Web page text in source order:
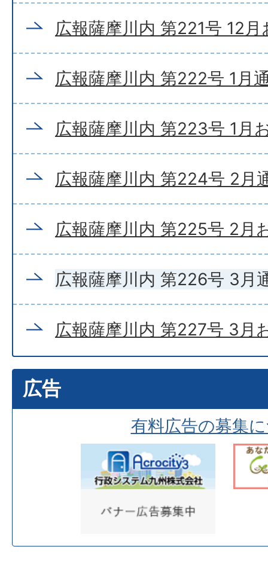
広報薩摩川内 第221号 12
広報薩摩川内 第222号 1月
広報薩摩川内 第223号 1月
広報薩摩川内 第224号 2月
広報薩摩川内 第225号 2月
広報薩摩川内 第226号 3月
広報薩摩川内 第227号 3月
広告
有料広告の募集